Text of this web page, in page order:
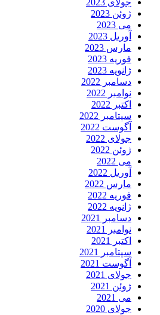
جولای 2023
ژوئن 2023
می 2023
آوریل 2023
مارس 2023
فوریه 2023
ژانویه 2023
دسامبر 2022
نوامبر 2022
اکتبر 2022
سپتامبر 2022
آگوست 2022
جولای 2022
ژوئن 2022
می 2022
آوریل 2022
مارس 2022
فوریه 2022
ژانویه 2022
دسامبر 2021
نوامبر 2021
اکتبر 2021
سپتامبر 2021
آگوست 2021
جولای 2021
ژوئن 2021
می 2021
جولای 2020